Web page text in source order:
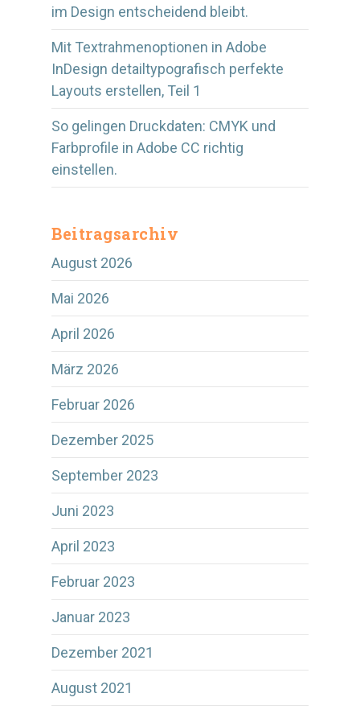
im Design entscheidend bleibt.
Mit Textrahmenoptionen in Adobe
InDesign detailtypografisch perfekte
Layouts erstellen, Teil 1
So gelingen Druckdaten: CMYK und
Farbprofile in Adobe CC richtig
einstellen.
Beitragsarchiv
August 2026
Mai 2026
April 2026
März 2026
Februar 2026
Dezember 2025
September 2023
Juni 2023
April 2023
Februar 2023
Januar 2023
Dezember 2021
August 2021